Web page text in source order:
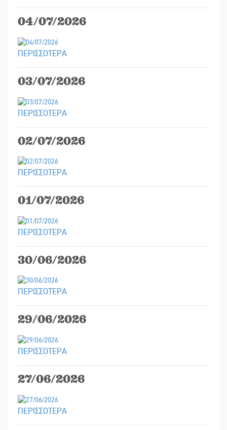
04/07/2026
ΠΕΡΙΣΣΟΤΕΡΑ
03/07/2026
ΠΕΡΙΣΣΟΤΕΡΑ
02/07/2026
ΠΕΡΙΣΣΟΤΕΡΑ
01/07/2026
ΠΕΡΙΣΣΟΤΕΡΑ
30/06/2026
ΠΕΡΙΣΣΟΤΕΡΑ
29/06/2026
ΠΕΡΙΣΣΟΤΕΡΑ
27/06/2026
ΠΕΡΙΣΣΟΤΕΡΑ